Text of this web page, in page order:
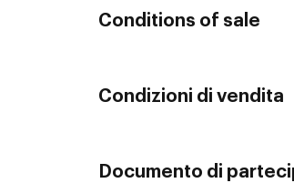
Conditions of sale
Condizioni di vendita
Documento di